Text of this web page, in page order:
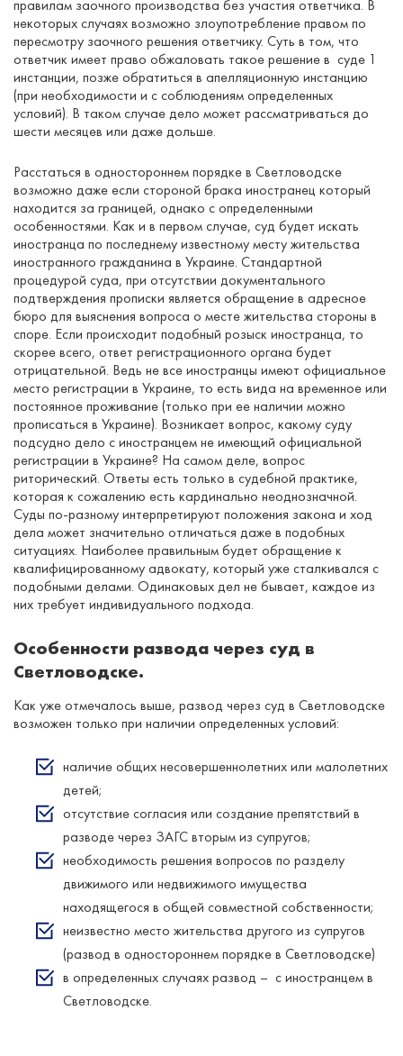
правилам заочного производства без участия ответчика. В
некоторых случаях возможно злоупотребление правом по
пересмотру заочного решения ответчику. Суть в том, что
ответчик имеет право обжаловать такое решение в суде 1
инстанции, позже обратиться в апелляционную инстанцию ​​
(при необходимости и с соблюдениям определенных
условий). В таком случае дело может рассматриваться до
шести месяцев или даже дольше.
Расстаться в одностороннем порядке в Светловодске
возможно даже если стороной брака иностранец который
находится за границей, однако с определенными
особенностями. Как и в первом случае, суд будет искать
иностранца по последнему известному месту жительства
иностранного гражданина в Украине. Стандартной
процедурой суда, при отсутствии документального
подтверждения прописки является обращение в адресное
бюро для выяснения вопроса о месте жительства стороны в
споре. Если происходит подобный розыск иностранца, то
скорее всего, ответ регистрационного органа будет
отрицательной. Ведь не все иностранцы имеют официальное
место регистрации в Украине, то есть вида на временное или
постоянное проживание (только при ее наличии можно
прописаться в Украине). Возникает вопрос, какому суду
подсудно дело с иностранцем не имеющий официальной
регистрации в Украине? На самом деле, вопрос
риторический. Ответы есть только в судебной практике,
которая к сожалению есть кардинально неоднозначной.
Суды по-разному интерпретируют положения закона и ход
дела может значительно отличаться даже в подобных
ситуациях. Наиболее правильным будет обращение к
квалифицированному адвокату, который уже сталкивался с
подобными делами. Одинаковых дел не бывает, каждое из
них требует индивидуального подхода.
Особенности развода через суд в
Светловодске.
Как уже отмечалось выше, развод через суд в Светловодске
возможен только при наличии определенных условий:
наличие общих несовершеннолетних или малолетних
детей;
отсутствие согласия или создание препятствий в
разводе через ЗАГС вторым из супругов;
необходимость решения вопросов по разделу
движимого или недвижимого имущества
находящегося в общей совместной собственности;
неизвестно место жительства другого из супругов
(развод в одностороннем порядке в Светловодске)
в определенных случаях развод – с иностранцем в
Светловодске.